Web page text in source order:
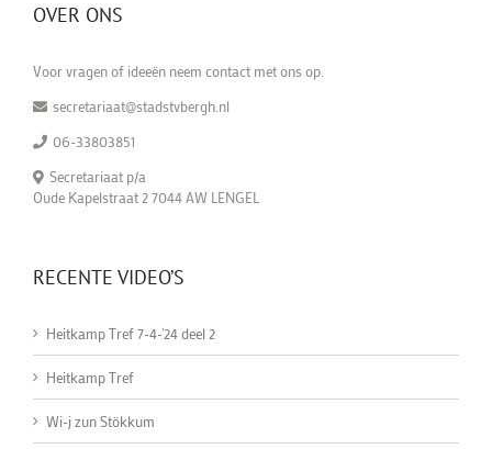
OVER ONS
Voor vragen of ideeën neem contact met ons op.
secretariaat@stadstvbergh.nl
06-33803851
Secretariaat p/a
Oude Kapelstraat 2 7044 AW LENGEL
RECENTE VIDEO’S
Heitkamp Tref 7-4-'24 deel 2
Heitkamp Tref
Wi-j zun Stökkum